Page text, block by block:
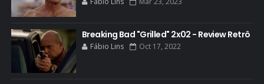
BETSY BRANDT
BETTER CALL SAUL
BLOOPERS
BLU-RAY
Breaking Bad "Grilled" 2x02 - Review Retrô
Fábio Lins Oct 17, 2022